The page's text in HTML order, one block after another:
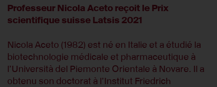
Professeur Nicola Aceto reçoit le Prix
scientifique suisse Latsis 2021
Nicola Aceto (1982) est né en Italie et a étudié la
biotechnologie médicale et pharmaceutique à
l’Università del Piemonte Orientale à Novare. Il a
obtenu son doctorat à l’Institut Friedrich